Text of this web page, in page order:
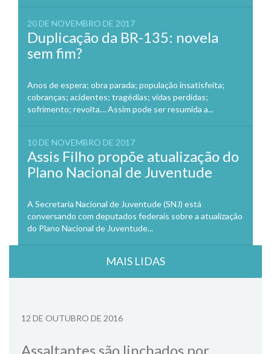
20 DE NOVEMBRO DE 2017
Duplicação da BR-135: novela
sem fim?
Anos de espera; obra parada; população insatisfeita;
cobranças; acidentes; tragédias; vidas perdidas;
sofrimento; revolta… Assim pode ser resumida a...
10 DE NOVEMBRO DE 2017
Assis Filho propõe atualização do
Plano Nacional de Juventude
A Secretaria Nacional de Juventude (SNJ) está
conversando com deputados federais sobre a atualização
do Plano Nacional de Juventude...
MAIS LIDAS
12 DE OUTUBRO DE 2016
Assaltantes são linchados por